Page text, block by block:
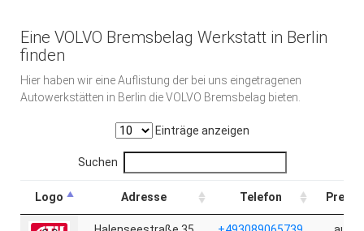
Eine VOLVO Bremsbelag Werkstatt in Berlin
finden
Hier haben wir eine Auflistung der bei uns eingetragenen
Autowerkstätten in Berlin die VOLVO Bremsbelag bieten.
Einträge anzeigen
Suchen
Logo Adresse Telefon Preis*